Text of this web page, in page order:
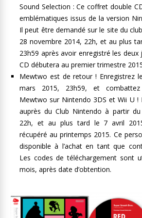
Sound Selection : Ce coffret double
emblématiques issus de la version
Il peut être demandé sur le site du
28 novembre 2014, 22h, et au plus
23h59 après avoir enregistré les deux
CD débutera au premier trimestre
Mewtwo est de retour ! Enregistrez
mars 2015, 23h59, et
Mewtwo sur Nintendo 3DS et Wii U !
auprès du Club Nintendo à partir
22h, et au plus tard le 7 avril
récupéré au printemps 2015. Ce
disponible à l’achat en tant que
Les codes de téléchargement sont
mois, après date d’obtention.